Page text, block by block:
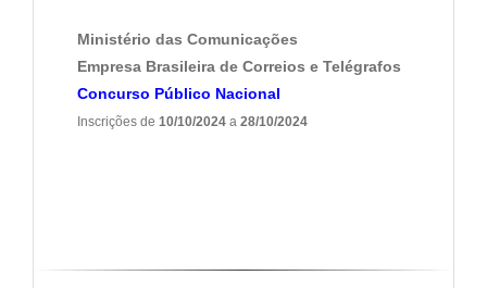
Ministério das Comunicações
Empresa Brasileira de Correios e Telégrafos
Concurso Público Nacional
Inscrições de 10/10/2024 a 28/10/2024